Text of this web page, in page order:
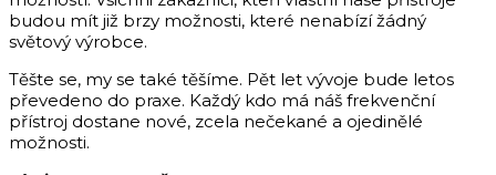
budou mít již brzy možnosti, které nenabízí žádný
světový výrobce.
Těšte se, my se také těšíme. Pět let vývoje bude letos
převedeno do praxe. Každý kdo má náš frekvenční
přístroj dostane nové, zcela nečekané a ojedinělé
možnosti.